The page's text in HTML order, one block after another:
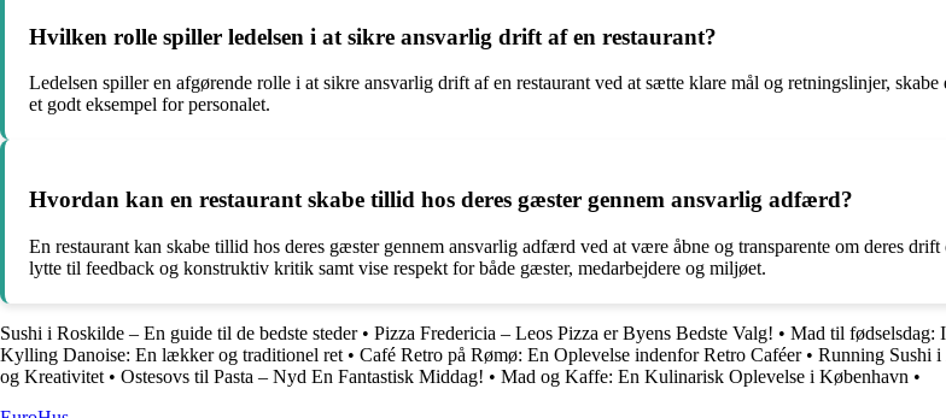
Hvilken rolle spiller ledelsen i at sikre ansvarlig drift af en restaurant?
Ledelsen spiller en afgørende rolle i at sikre ansvarlig drift af en restaurant ved at sætte klare mål og retningslinjer,
et godt eksempel for personalet.
Hvordan kan en restaurant skabe tillid hos deres gæster gennem ansvarlig adfærd?
En restaurant kan skabe tillid hos deres gæster gennem ansvarlig adfærd ved at være åbne og transparente om deres
lytte til feedback og konstruktiv kritik samt vise respekt for både gæster, medarbejdere og miljøet.
Sushi i Roskilde – En guide til de bedste steder• Pizza Fredericia – Leos Pizza er Byens Bedste Valg! • Mad til fødselsdag:
Kylling Danoise: En lækker og traditionel ret • Café Retro på Rømø: En Oplevelse indenfor Retro Caféer• Running Sushi
og Kreativitet • Ostesovs til Pasta – Nyd En Fantastisk Middag! • Mad og Kaffe: En Kulinarisk Oplevelse i København •